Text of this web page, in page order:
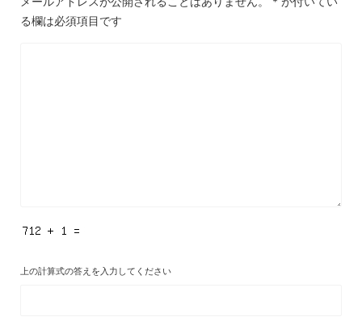
る欄は必須項目です
上の計算式の答えを入力してください